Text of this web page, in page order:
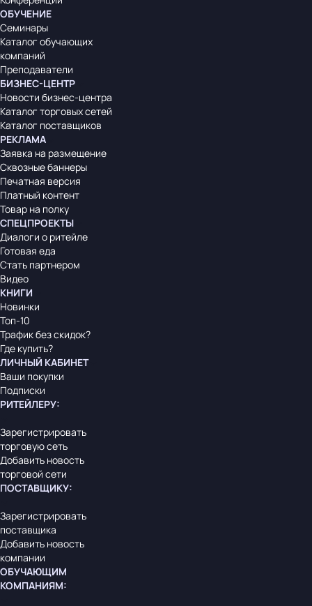
ОБУЧЕНИЕ
Семинары
Каталог обучающих
компаний
Преподаватели
БИЗНЕС-ЦЕНТР
Новости бизнес-центра
Каталог торговых сетей
Каталог поставщиков
РЕКЛАМА
Заявка на размещение
Сквозные баннеры
Печатная версия
Платный контент
Товар на полку
СПЕЦПРОЕКТЫ
Диалоги о ритейле
Готовая еда
Стать партнером
Видео
КНИГИ
Новинки
Топ-10
Трафик без скидок?
Где купить?
ЛИЧНЫЙ КАБИНЕТ
Ваши покупки
Подписки
РИТЕЙЛЕРУ:
Зарегистрировать
торговую сеть
Добавить новость
торговой сети
ПОСТАВЩИКУ:
Зарегистрировать
поставщика
Добавить новость
компании
ОБУЧАЮЩИМ
КОМПАНИЯМ: